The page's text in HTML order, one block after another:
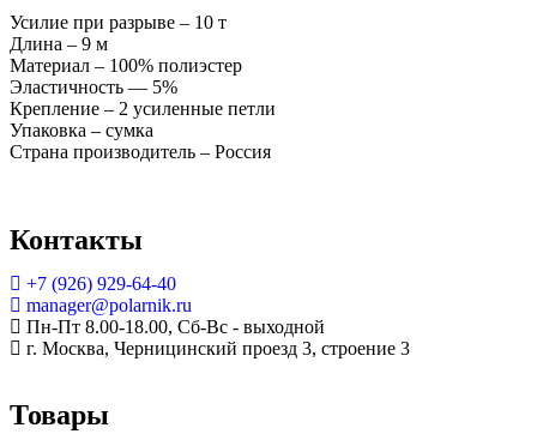
Усилие при разрыве – 10 т
Длина – 9 м
Материал – 100% полиэстер
Эластичность — 5%
Крепление – 2 усиленные петли
Упаковка – сумка
Страна производитель – Россия
Контакты
+7 (926) 929-64-40
manager@polarnik.ru
Пн-Пт 8.00-18.00, Сб-Вс - выходной
г. Москва, Черницинский проезд 3, строение 3
Товары